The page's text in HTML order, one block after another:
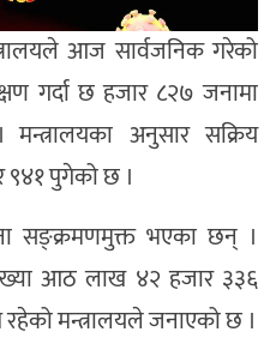
आज सार्वजनिक गरेको
गर्दा छ हजार ८२७ जनामा
अनुसार सक्रिय
पुगेको छ ।
सङ्क्रमणमुक्त भएका छन् ।
आठ लाख ४२ हजार ३३६
रहेको मन्त्रालयले जनाएको छ ।